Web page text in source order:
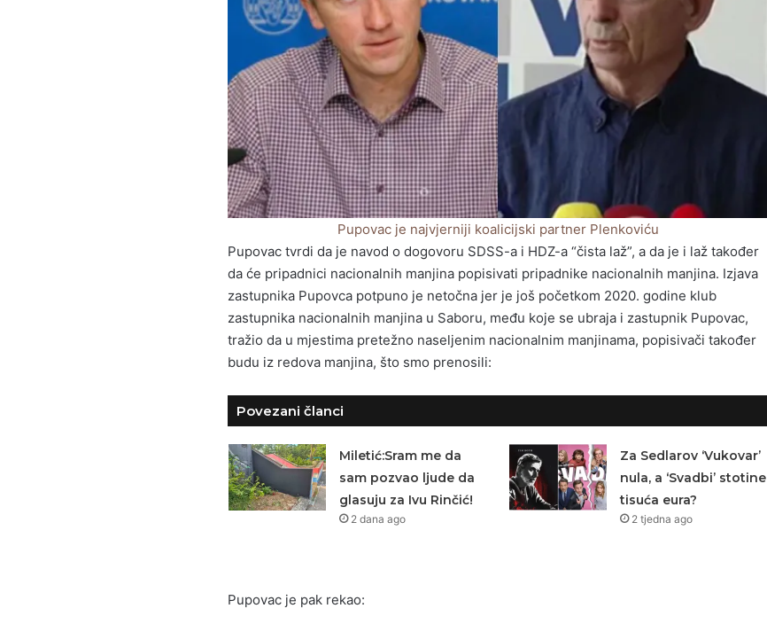
Pupovac je najvjerniji koalicijski partner Plenkoviću
Pupovac tvrdi da je navod o dogovoru SDSS-a i HDZ-a “čista laž”, a da je i laž također
da će pripadnici nacionalnih manjina popisivati pripadnike nacionalnih manjina. Izjava
zastupnika Pupovca potpuno je netočna jer je još početkom 2020. godine klub
zastupnika nacionalnih manjina u Saboru, među koje se ubraja i zastupnik Pupovac,
tražio da u mjestima pretežno naseljenim nacionalnim manjinama, popisivači također
budu iz redova manjina, što smo prenosili:
Povezani članci
Miletić:Sram me da
sam pozvao ljude da
glasuju za Ivu Rinčić!
2 dana ago
Za Sedlarov ‘Vukovar’
nula, a ‘Svadbi’ stotine
tisuća eura?
2 tjedna ago
Pupovac je pak rekao: